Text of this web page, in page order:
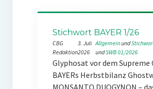
Stichwort BAYER 1/26
CBG
Redaktion
3. Juli
2026
Allgemein und
und SWB 01/2026
Glyphosat vor dem Supreme
BAYERs Herbstbilanz
MONSANTO DUOGYNON –